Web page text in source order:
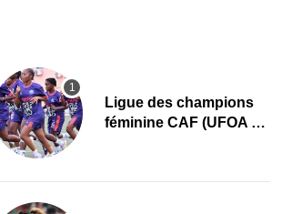
Ligue des champions
féminine CAF (UFOA A)
en Gambie